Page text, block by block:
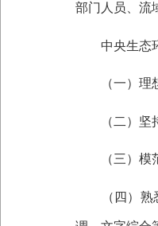
部门人员、流
中央生态环
（一）理想
（二）坚持
（三）模范
（四）熟悉